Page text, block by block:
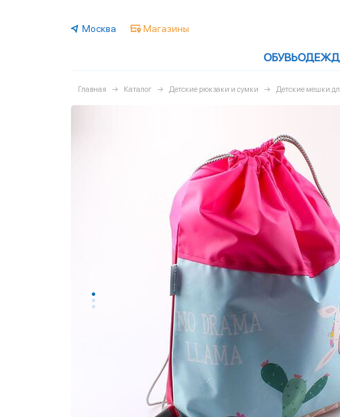
Москва Магазины
ОБУВЬ
Главная Каталог Детские рюкзаки и сумки Детские мешки